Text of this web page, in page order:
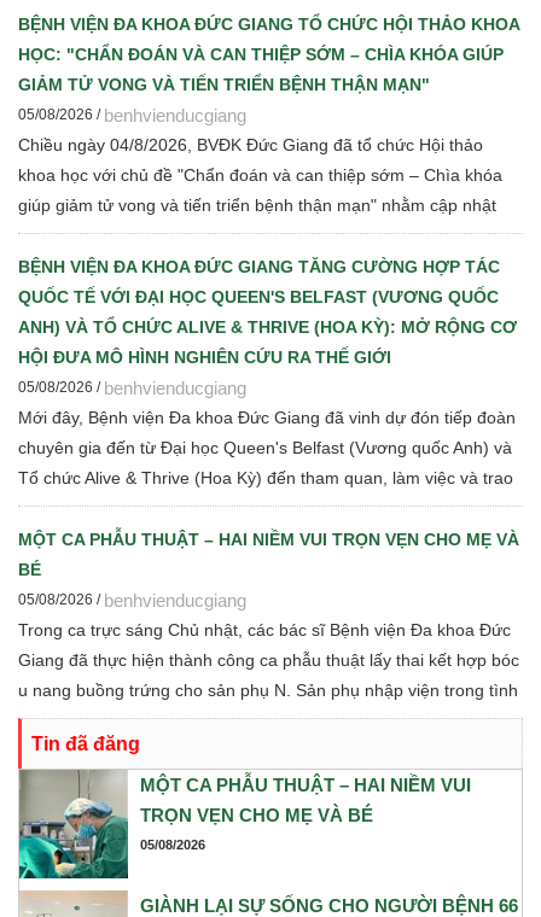
quy định hiện hành
BỆNH VIỆN ĐA KHOA ĐỨC GIANG TỔ CHỨC HỘI THẢO KHOA
HỌC: "CHẨN ĐOÁN VÀ CAN THIỆP SỚM – CHÌA KHÓA GIÚP
GIẢM TỬ VONG VÀ TIẾN TRIỂN BỆNH THẬN MẠN"
05/08/2026 / benhvienducgiang
Chiều ngày 04/8/2026, BVĐK Đức Giang đã tổ chức Hội thảo
khoa học với chủ đề "Chẩn đoán và can thiệp sớm – Chìa khóa
giúp giảm tử vong và tiến triển bệnh thận mạn" nhằm cập nhật
những tiến bộ mới trong chẩn đoán, điều trị và quản lý bệnh thận
mạn cho đội ngũ cán bộ y tế.
BỆNH VIỆN ĐA KHOA ĐỨC GIANG TĂNG CƯỜNG HỢP TÁC
QUỐC TẾ VỚI ĐẠI HỌC QUEEN'S BELFAST (VƯƠNG QUỐC
ANH) VÀ TỔ CHỨC ALIVE & THRIVE (HOA KỲ): MỞ RỘNG CƠ
HỘI ĐƯA MÔ HÌNH NGHIÊN CỨU RA THẾ GIỚI
05/08/2026 / benhvienducgiang
Mới đây, Bệnh viện Đa khoa Đức Giang đã vinh dự đón tiếp đoàn
chuyên gia đến từ Đại học Queen's Belfast (Vương quốc Anh) và
Tổ chức Alive & Thrive (Hoa Kỳ) đến tham quan, làm việc và trao
đổi chuyên môn về dinh dưỡng bà mẹ - trẻ em, phát triển Ngân
hàng sữa mẹ, vi sinh, phân tích y sinh, đồng thời thảo luận các
định hướng hợp tác nghiên cứu khoa học và chuyển giao tri thức
trong thời gian tới.
MỘT CA PHẪU THUẬT – HAI NIỀM VUI TRỌN VẸN CHO MẸ VÀ
BÉ
05/08/2026 / benhvienducgiang
Trong ca trực sáng Chủ nhật, các bác sĩ Bệnh viện Đa khoa Đức
Giang đã thực hiện thành công ca phẫu thuật lấy thai kết hợp bóc
u nang buồng trứng cho sản phụ N. Sản phụ nhập viện trong tình
trạng chuyển dạ con so, ngôi ngược, kèm theo khối u nang buồng
trứng phải. Trước những yếu tố nguy cơ, ê-kíp Khoa Sản và Khoa
Gây mê Hồi sức đã phối hợp chặt chẽ, xây dựng phương án phẫu
thuật tối ưu nhằm đảm bảo an toàn cao nhất cho cả mẹ và bé.
Tin đã đăng
MỘT CA PHẪU THUẬT – HAI NIỀM VUI
TRỌN VẸN CHO MẸ VÀ BÉ
05/08/2026
GIÀNH LẠI SỰ SỐNG CHO NGƯỜI BỆNH 66